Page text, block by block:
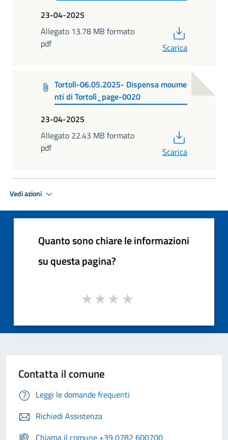
23-04-2025
Allegato 13.78 MB formato
pdf
Scarica
Tortolì-06.05.2025- Dispensa moume
nti di Tortolì_page-0020
23-04-2025
Allegato 22.43 MB formato
pdf
Scarica
Vedi azioni
Quanto sono chiare le informazioni
su questa pagina?
Contatta il comune
Leggi le domande frequenti
Richiedi Assistenza
Chiama il comune +39 0782 600700